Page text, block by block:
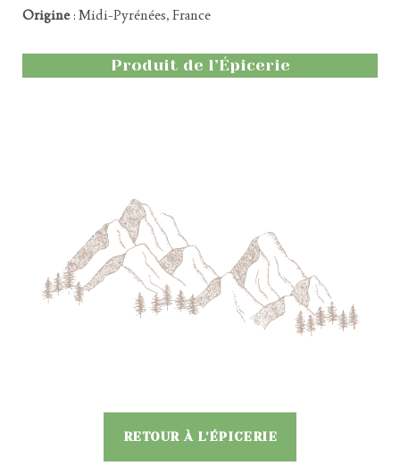
Origine : Midi-Pyrénées, France
Produit de l’Épicerie
RETOUR À L'ÉPICERIE